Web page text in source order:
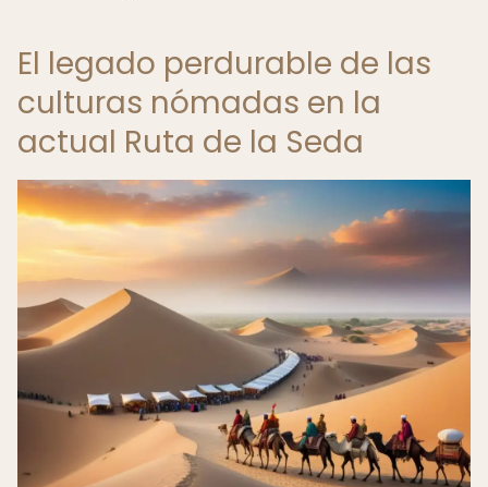
El legado perdurable de las
culturas nómadas en la
actual Ruta de la Seda